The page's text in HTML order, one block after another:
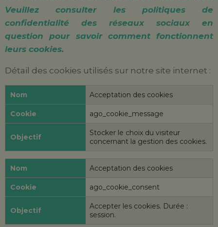
Veuillez consulter les politiques de
confidentialité des réseaux sociaux en
question pour savoir comment fonctionnent
leurs cookies.
Détail des cookies utilisés sur notre site internet :
Acceptation des cookies
ago_cookie_message
Stocker le choix du visiteur
concernant la gestion des cookies.
Acceptation des cookies
ago_cookie_consent
Accepter les cookies. Durée :
session.